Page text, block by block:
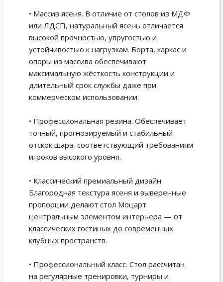
• Массив ясеня. В отличие от столов из МДФ
или ЛДСП, натуральный ясень отличается
высокой прочностью, упругостью и
устойчивостью к нагрузкам. Борта, каркас и
опоры из массива обеспечивают
максимальную жёсткость конструкции и
длительный срок службы даже при
коммерческом использовании.
• Профессиональная резина. Обеспечивает
точный, прогнозируемый и стабильный
отскок шара, соответствующий требованиям
игроков высокого уровня.
• Классический премиальный дизайн.
Благородная текстура ясеня и выверенные
пропорции делают стол Моцарт
центральным элементом интерьера — от
классических гостиных до современных
клубных пространств.
• Профессиональный класс. Стол рассчитан
на регулярные тренировки, турниры и